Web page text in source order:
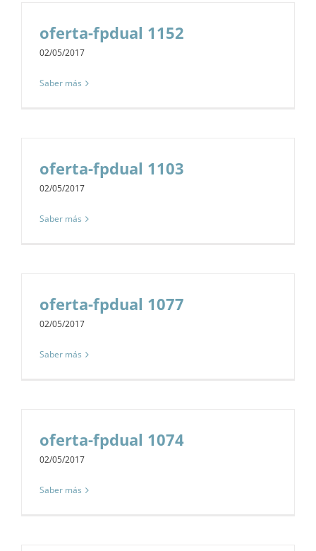
oferta-fpdual 1152
02/05/2017
Saber más
oferta-fpdual 1103
02/05/2017
Saber más
oferta-fpdual 1077
02/05/2017
Saber más
oferta-fpdual 1074
02/05/2017
Saber más